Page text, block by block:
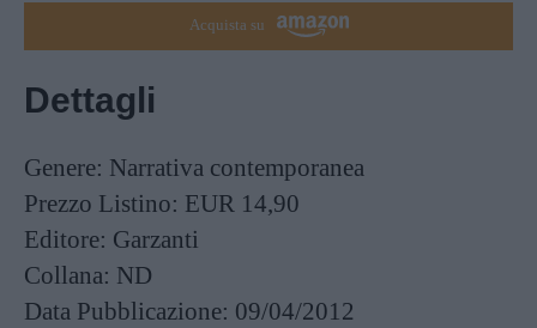
Acquista su
Dettagli
Genere: Narrativa contemporanea
Prezzo Listino: EUR 14,90
Editore: Garzanti
Collana: ND
Data Pubblicazione: 09/04/2012